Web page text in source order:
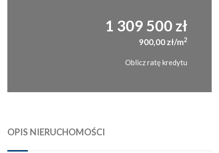
1 309 500 zł
900,00 zł/m2
Oblicz ratę kredytu
OPIS NIERUCHOMOŚCI